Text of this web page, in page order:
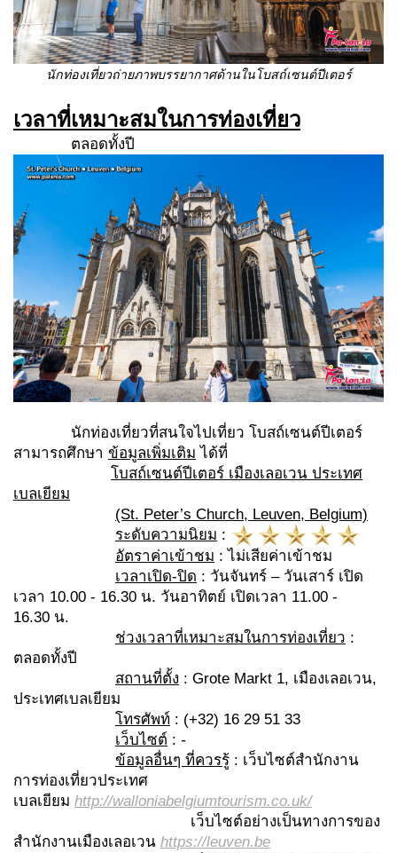
นักท่องเที่ยวถ่ายภาพบรรยากาศด้านในโบสถ์เซนต์ปีเตอร์
เวลาที่เหมาะสมในการท่องเที่ยว
ตลอดทั้งปี
นักท่องเที่ยวที่สนใจไปเที่ยว โบสถ์เซนต์ปีเตอร์
สามารถศึกษา ข้อมูลเพิ่มเติม ได้ที่
โบสถ์เซนต์ปีเตอร์ เมืองเลอเวน ประเทศ
เบลเยียม
(St. Peter’s Church, Leuven, Belgium)
ระดับความนิยม :
อัตราค่าเข้าชม : ไม่เสียค่าเข้าชม
เวลาเปิด-ปิด : วันจันทร์ – วันเสาร์ เปิด
เวลา 10.00 - 16.30 น. วันอาทิตย์ เปิดเวลา 11.00 -
16.30 น.
ช่วงเวลาที่เหมาะสมในการท่องเที่ยว :
ตลอดทั้งปี
สถานที่ตั้ง : Grote Markt 1, เมืองเลอเวน,
ประเทศเบลเยียม
โทรศัพท์ : (+32) 16 29 51 33
เว็บไซต์ : -
ข้อมูลอื่นๆ ที่ควรรู้ : เว็บไซต์สำนักงาน
การท่องเที่ยวประเทศ
เบลเยียม http://walloniabelgiumtourism.co.uk/
เว็บไซต์อย่างเป็นทางการของ
สำนักงานเมืองเลอเวน https://leuven.be